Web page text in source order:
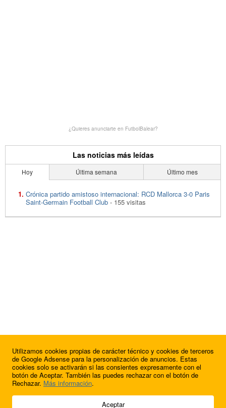
¿Quieres anunciarte en FutbolBalear?
Las noticias más leídas
Hoy Última semana Último mes
Crónica partido amistoso internacional: RCD Mallorca 3-0 Paris
Saint-Germain Football Club - 155 visitas
© 2009 - 2026 Soluciones Corporativas IP, SL.
Utilizamos cookies propias de carácter técnico y cookies de terceros
de Google Adsense para la personalización de anuncios. Estas
cookies solo se activarán si las consientes expresamente con el
botón de Aceptar. También las puedes rechazar con el botón de
Rechazar. Más información.
Aceptar